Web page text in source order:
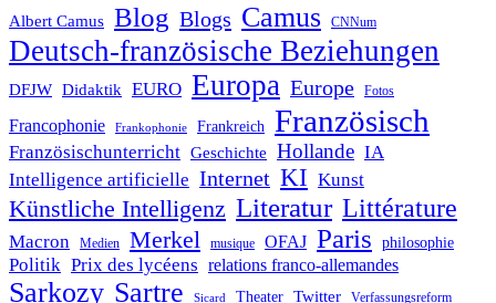
Albert Camus Blog Blogs Camus CNNum
Deutsch-französische Beziehungen
DFJW Didaktik EURO Europa Europe Fotos
Francophonie Frankophonie Frankreich Französisch
Französischunterricht Geschichte Hollande IA
Intelligence artificielle Internet KI Kunst
Künstliche Intelligenz Literatur Littérature
Macron Medien Merkel musique OFAJ Paris philosophie
Politik Prix des lycéens relations franco-allemandes
Sarkozy Sartre Sicard Theater Twitter Verfassungsreform